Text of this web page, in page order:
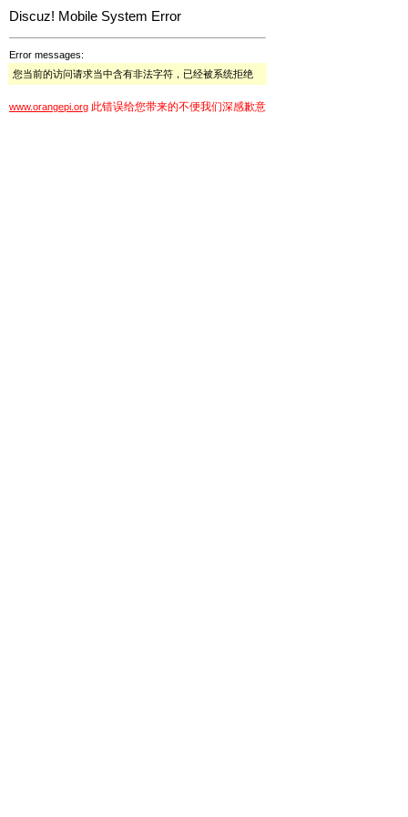
Discuz! Mobile System Error
Error messages:
您当前的访问请求当中含有非法字符，已经被系统拒绝
www.orangepi.org 此错误给您带来的不便我们深感歉意